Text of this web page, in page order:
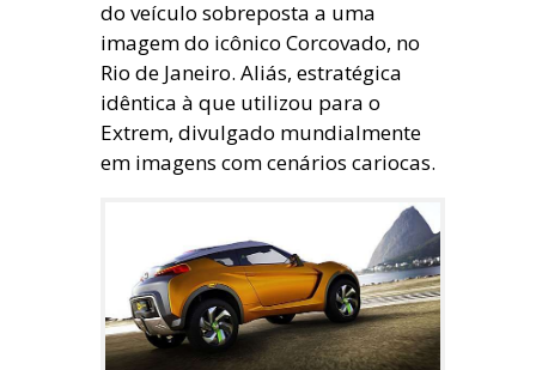
do veículo sobreposta a uma
imagem do icônico Corcovado, no
Rio de Janeiro. Aliás, estratégica
idêntica à que utilizou para o
Extrem, divulgado mundialmente
em imagens com cenários cariocas.